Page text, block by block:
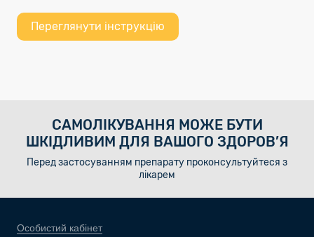
Переглянути інструкцію
САМОЛІКУВАННЯ МОЖЕ БУТИ
ШКІДЛИВИМ ДЛЯ ВАШОГО ЗДОРОВ’Я
Перед застосуванням препарату проконсультуйтеся з
лікарем
Особистий кабінет